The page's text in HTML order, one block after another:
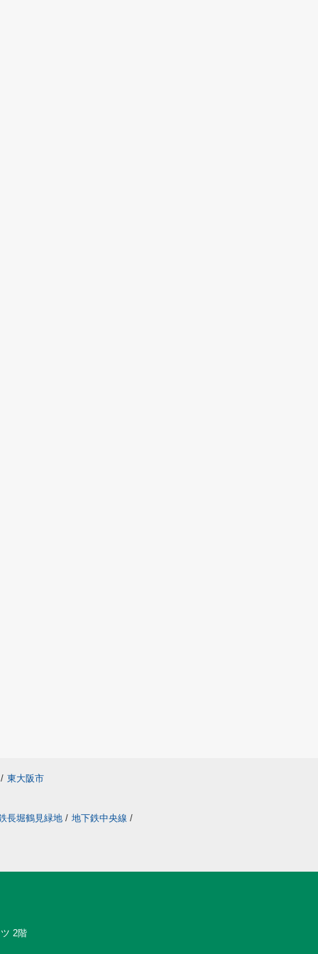
/ 東大阪市
長堀鶴見緑地 / 地下鉄中央線 /
2階